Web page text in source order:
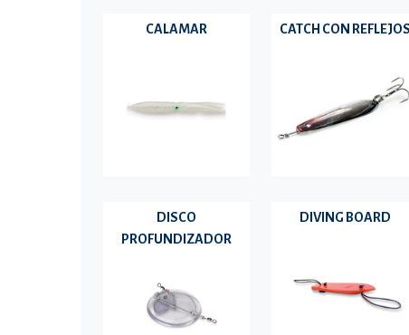
CALAMAR CATCH CON REFLEJOS
DISCO
PROFUNDIZADOR
DIVING BOARD